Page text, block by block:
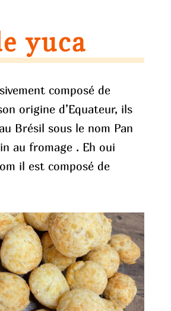
yuca
composé de
origine d’Equateur, ils
Brésil sous le nom Pan
au fromage . Eh oui
il est composé de